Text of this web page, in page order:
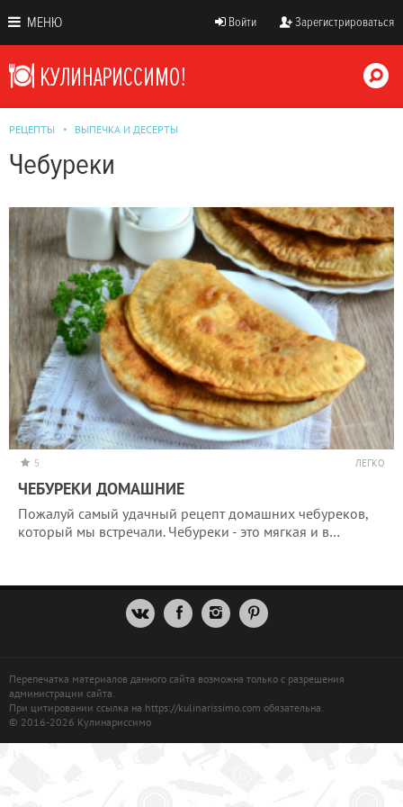
МЕНЮ Войти Зарегистрироваться
РЕЦЕПТЫ ВЫПЕЧКА И ДЕСЕРТЫ
Чебуреки
5 ЛЕГКО
ЧЕБУРЕКИ ДОМАШНИЕ
Пожалуй самый удачный рецепт домашних чебуреков,
который мы встречали. Чебуреки - это мягкая и в…
Перепечатка материалов данного сайта возможна только с разрешения
администрации сайта.
При цитировании ссылка на https://kulinarissimo.com обязательна.
© 2016-2026 Кулинариссимо